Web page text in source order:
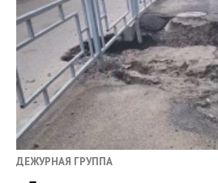
ДЕЖУРНАЯ ГРУППА